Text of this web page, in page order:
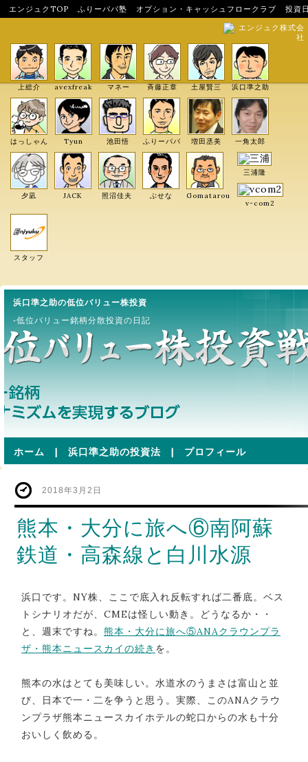
エンジュクTOP ふりーパパ塾 オプション・キャッシュフロークラブ
投資
エンジュク株式会
社
上総介 avexfreak マネー 斉藤正章 土屋賢三 浜口準之助
はっしゃん Tyun 池田悟 ふりーパパ 増田丞美 一角太郎
夕凪 JACK 照沼佳夫 ぶせな Gomatarou
三浦隆
v-com2
スタッフ
浜口準之助の低位バリュー株投資
-低位バリュー銘柄分散投資の日記
ホーム | 浜口準之助の投資法 | プロフィール
2018年3月2日
熊本・大分に旅へ⑥南阿蘇
鉄道・高森線と白川水源
浜口です。NY株、ここで底入れ反転すれば二番底。ベス
トシナリオだが、CMEは怪しい動き。どうなるか・・
と、週末ですね。 熊本・大分に旅へ⑤ANAクラウンプラ
ザ・熊本ニュースカイの続き を。
熊本の水はとても美味しい。水道水のうまさは富山と並
び、日本で一・二を争うと思う。実際、このANAクラウ
ンプラザ熊本ニュースカイホテルの蛇口からの水も十分
おいしく飲める。